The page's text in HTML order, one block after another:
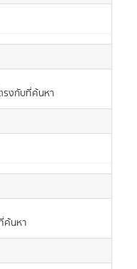
รงกับที่ค้นหา
ค้นหา